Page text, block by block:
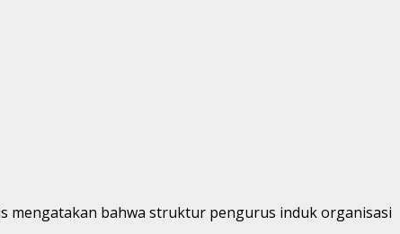
mengatakan bahwa struktur pengurus induk organisasi